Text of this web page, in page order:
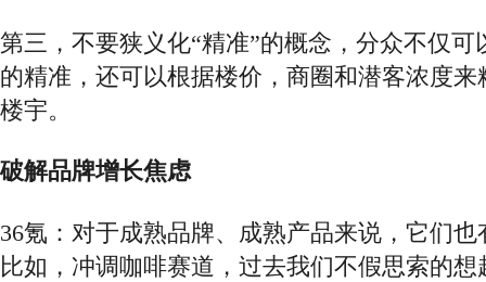
第三， 不要狭义化“精准”的概念，分众不仅
的精准，还可以根据楼价，商圈和潜客浓度
楼宇。
破解品牌增长焦虑
36氪：对于成熟品牌、成熟产品来说，它们
比如，冲调咖啡赛道，过去我们不假思索的想